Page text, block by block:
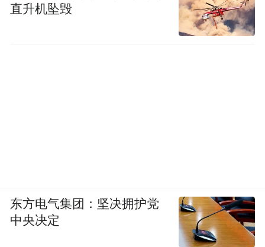
直升机坠毁
东方电气集团：坚决拥护党
中央决定